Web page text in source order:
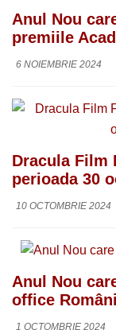
Anul Nou
premiile
6 NOIEMBRIE 2024
Dracula Film
perioada 30
10 OCTOMBRIE 2024
Anul Nou
office
1 OCTOMBRIE 2024